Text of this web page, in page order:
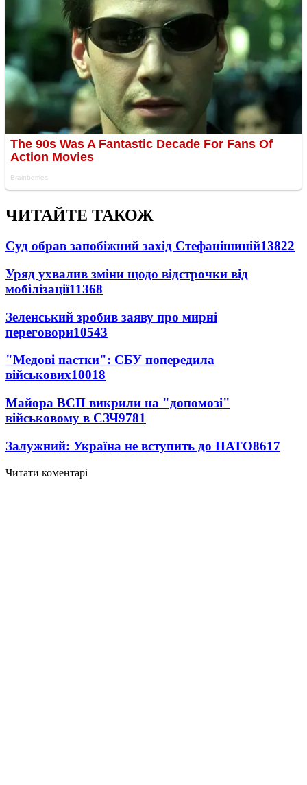
ЧИТАЙТЕ ТАКОЖ
Суд обрав запобіжний захід Стефанішиній13822
Уряд ухвалив зміни щодо відстрочки від
мобілізації11368
Зеленський зробив заяву про мирні
переговори10543
"Медові пастки": СБУ попередила
військових10018
Майора ВСП викрили на "допомозі"
військовому в СЗЧ9781
Залужний: Україна не вступить до НАТО8617
Читати коментарі